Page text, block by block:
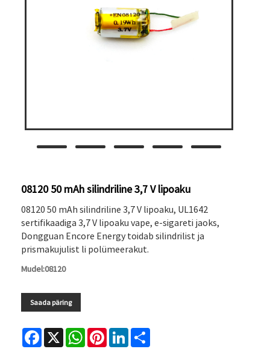
08120 50 mAh silindriline 3,7 V lipoaku
08120 50 mAh silindriline 3,7 V lipoaku, UL1642
sertifikaadiga 3,7 V lipoaku vape, e-sigareti jaoks,
Dongguan Encore Energy toidab silindrilist ja
prismakujulist li polümeerakut.
Mudel:08120
Saada päring
Facebook
X WhatsAppPinterestLinkedIn